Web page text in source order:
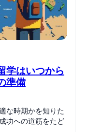
学はいつから
準備
な時期かを知りた
功への道筋をたど